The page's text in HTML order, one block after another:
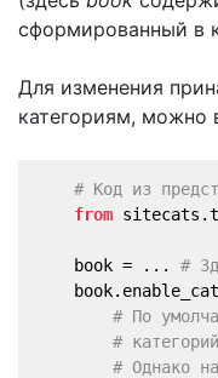
сформированный в
Для изменения
категориям, можно
# Код из
from
    book = ...
#
# По
#
# Однако